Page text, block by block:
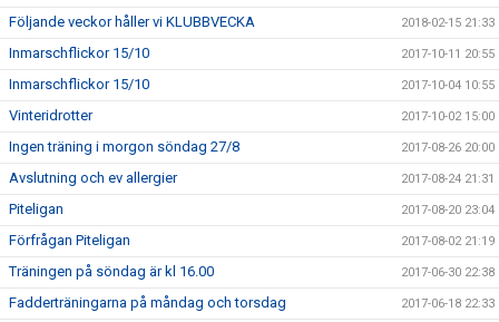
Följande veckor håller vi KLUBBVECKA 2018-02-15 21:33
Inmarschflickor 15/10 2017-10-11 20:55
Inmarschflickor 15/10 2017-10-04 10:55
Vinteridrotter 2017-10-02 15:00
Ingen träning i morgon söndag 27/8 2017-08-26 20:00
Avslutning och ev allergier 2017-08-24 21:31
Piteligan 2017-08-20 23:04
Förfrågan Piteligan 2017-08-02 21:19
Träningen på söndag är kl 16.00 2017-06-30 22:38
Fadderträningarna på måndag och torsdag 2017-06-18 22:33